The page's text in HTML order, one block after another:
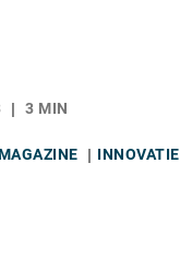
3 MIN
INNOVATIE